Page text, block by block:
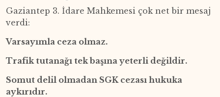
Gaziantep 3. İdare Mahkemesi çok net bir mesaj
verdi:
Varsayımla ceza olmaz.
Trafik tutanağı tek başına yeterli değildir.
Somut delil olmadan SGK cezası hukuka
aykırıdır.